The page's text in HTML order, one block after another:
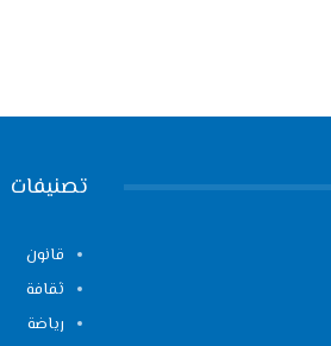
تصنيفات
قانون
ثقافة
رياضة